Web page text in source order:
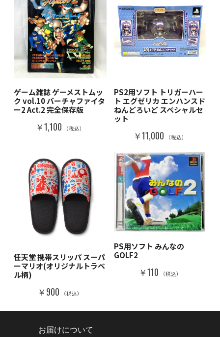
ゲーム雑誌 ゲーメストムッ
ク vol.10 バーチャファイタ
ー2 Act.2 完全保存版
￥1,100 （税込）
PS2用ソフト トリガーハー
ト エグゼリカ エンハンスド
ねんどろいど スペシャルセ
ット
￥11,000 （税込）
任天堂 携帯スリッパ スーパ
ーマリオ(オリジナルトラベ
ル柄)
￥900 （税込）
PS用ソフト みんなの
GOLF2
￥110 （税込）
お届けについて